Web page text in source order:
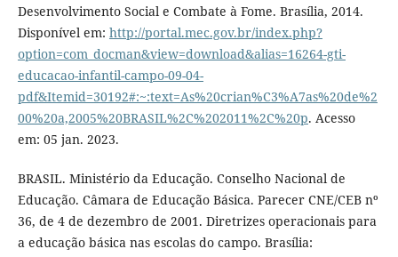
Desenvolvimento Social e Combate à Fome. Brasília, 2014.
Disponível em: http://portal.mec.gov.br/index.php?
option=com_docman&view=download&alias=16264-gti-
educacao-infantil-campo-09-04-
pdf&Itemid=30192#:~:text=As%20crian%C3%A7as%20de%2
00%20a,2005%20BRASIL%2C%202011%2C%20p. Acesso
em: 05 jan. 2023.
BRASIL. Ministério da Educação. Conselho Nacional de
Educação. Câmara de Educação Básica. Parecer CNE/CEB nº
36, de 4 de dezembro de 2001. Diretrizes operacionais para
a educação básica nas escolas do campo. Brasília: